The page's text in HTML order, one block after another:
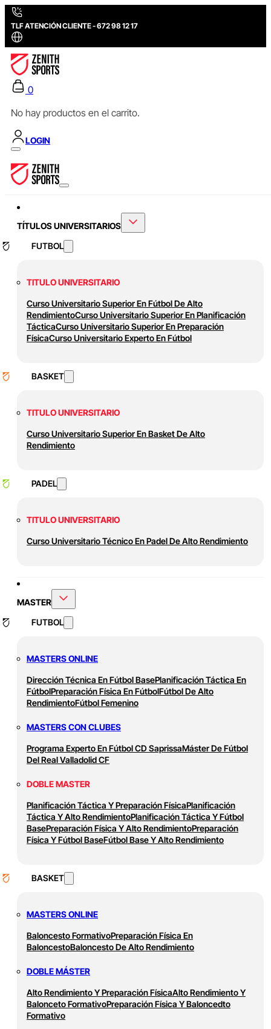
TLF ATENCIÓN CLIENTE - 672 98 12 17
0
No hay productos en el carrito.
LOGIN
TÍTULOS UNIVERSITARIOS
FUTBOL
TITULO UNIVERSITARIO
Curso Universitario Superior En Fútbol De Alto
RendimientoCurso Universitario Superior En Planificación
TácticaCurso Universitario Superior En Preparación
FísicaCurso Universitario Experto En Fútbol
BASKET
TITULO UNIVERSITARIO
Curso Universitario Superior En Basket De Alto
Rendimiento
PADEL
TITULO UNIVERSITARIO
Curso Universitario Técnico En Padel De Alto Rendimiento
MASTER
FUTBOL
MASTERS ONLINE
Dirección Técnica En Fútbol BasePlanificación Táctica En
FútbolPreparación Física En FútbolFútbol De Alto
RendimientoFútbol Femenino
MASTERS CON CLUBES
Programa Experto En Fútbol CD SaprissaMáster De Fútbol
Del Real Valladolid CF
DOBLE MASTER
Planificación Táctica Y Preparación FísicaPlanificación
Táctica Y Alto RendimientoPlanificación Táctica Y Fútbol
BasePreparación Física Y Alto RendimientoPreparación
Física Y Fútbol BaseFútbol Base Y Alto Rendimiento
BASKET
MASTERS ONLINE
Baloncesto FormativoPreparación Física En
BaloncestoBaloncesto De Alto Rendimiento
DOBLE MÁSTER
Alto Rendimiento Y Preparación FísicaAlto Rendimiento Y
Balonceto FormativoPreparación Física Y Baloncedto
Formativo